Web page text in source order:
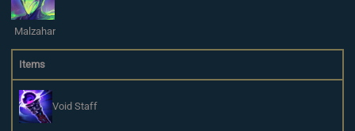
Malzahar
Items
Void Staff